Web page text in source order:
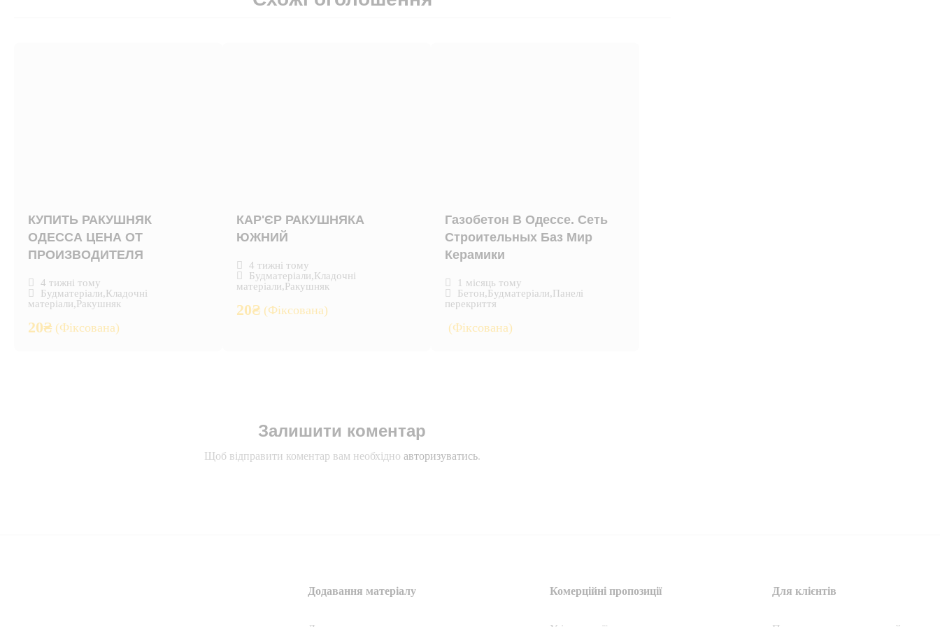
КУПИТЬ РАКУШНЯК
ОДЕССА ЦЕНА ОТ
ПРОИЗВОДИТЕЛЯ
4 тижні тому
Будматеріали,Кладочні
матеріали,Ракушняк
20₴ (Фіксована)
КАР'ЄР РАКУШНЯКА
ЮЖНИЙ
4 тижні тому
Будматеріали,Кладочні
матеріали,Ракушняк
20₴ (Фіксована)
Газобетон В Одессе. Сеть
Строительных Баз Мир
Керамики
1 місяць тому
Бетон,Будматеріали,Панелі
перекриття
(Фіксована)
Залишити коментар
Щоб відправити коментар вам необхідно авторизуватись.
Додавання матеріалу Комерційні пропозиції Для клієнтів